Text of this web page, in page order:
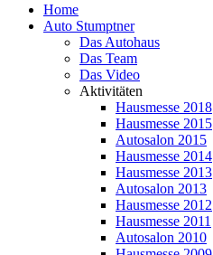
Home
Auto Stumptner
Das Autohaus
Das Team
Das Video
Aktivitäten
Hausmesse 2018
Hausmesse 2015
Autosalon 2015
Hausmesse 2014
Hausmesse 2013
Autosalon 2013
Hausmesse 2012
Hausmesse 2011
Autosalon 2010